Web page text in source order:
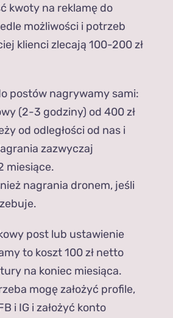
kwoty na reklamę do
możliwości i potrzeb
klienci zlecają 100-200 zł
postów nagrywamy sami:
(2-3 godziny) od 400 zł
od odległości od nas i
zazwyczaj
miesiące.
nagrania dronem, jeśli
post lub ustawienie
to koszt 100 zł netto
na koniec miesiąca.
mogę założyć profile,
i IG i założyć konto